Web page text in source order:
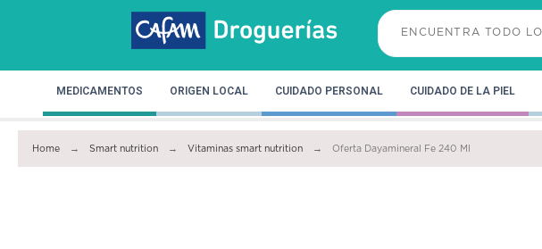
MEDICAMENTOS ORIGEN LOCAL CUIDADO PERSONAL CUIDADO DE LA PIEL
Home Smart nutrition Vitaminas smart nutrition Oferta Dayamineral Fe 240 Ml